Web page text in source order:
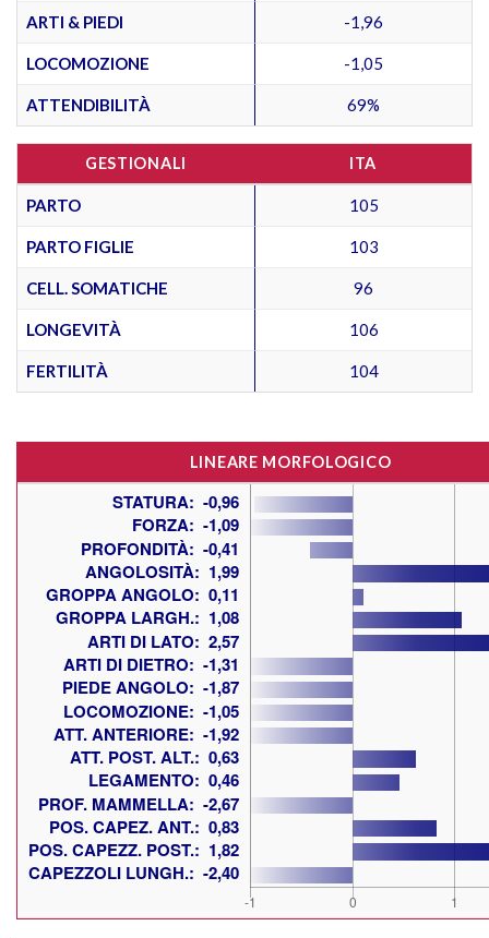
ARTI & PIEDI -1,96
LOCOMOZIONE -1,05
ATTENDIBILITÀ 69%
GESTIONALI ITA
PARTO 105
PARTO FIGLIE 103
CELL. SOMATICHE 96
LONGEVITÀ 106
FERTILITÀ 104
LINEARE MORFOLOGICO